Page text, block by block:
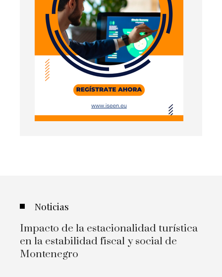
Noticias
Impacto de la estacionalidad turística
en la estabilidad fiscal y social de
Montenegro